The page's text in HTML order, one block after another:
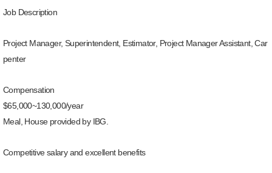
Job Description
Project Manager, Superintendent, Estimator, Project Manager Assistant, Car
penter
Compensation
$65,000~130,000/year
Meal, House provided by IBG.
Competitive salary and excellent benefits